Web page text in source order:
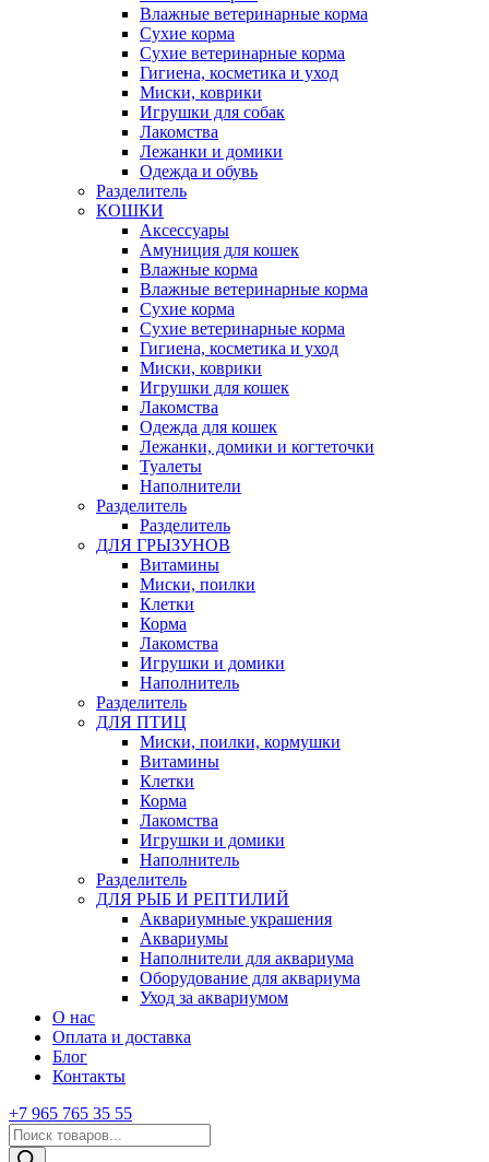
Влажные ветеринарные корма
Сухие корма
Сухие ветеринарные корма
Гигиена, косметика и уход
Миски, коврики
Игрушки для собак
Лакомства
Лежанки и домики
Одежда и обувь
Разделитель
КОШКИ
Аксессуары
Амуниция для кошек
Влажные корма
Влажные ветеринарные корма
Сухие корма
Сухие ветеринарные корма
Гигиена, косметика и уход
Миски, коврики
Игрушки для кошек
Лакомства
Одежда для кошек
Лежанки, домики и когтеточки
Туалеты
Наполнители
Pазделитель
Разделитель
ДЛЯ ГРЫЗУНОВ
Витамины
Миски, поилки
Клетки
Корма
Лакомства
Игрушки и домики
Наполнитель
Разделитель
ДЛЯ ПТИЦ
Миски, поилки, кормушки
Витамины
Клетки
Корма
Лакомства
Игрушки и домики
Наполнитель
Разделитель
ДЛЯ РЫБ И РЕПТИЛИЙ
Аквариумные украшения
Аквариумы
Наполнители для аквариума
Оборудование для аквариума
Уход за аквариумом
О нас
Оплата и доставка
Блог
Контакты
+7 965 765 35 55
Поиск
товаров